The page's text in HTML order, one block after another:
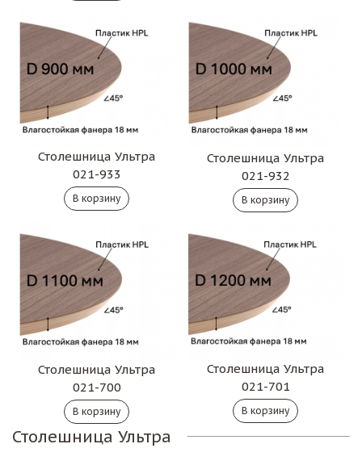
Столешница Ультра
021-933
Столешница Ультра
021-932
Столешница Ультра
021-700
Столешница Ультра
021-701
Столешница Ультра